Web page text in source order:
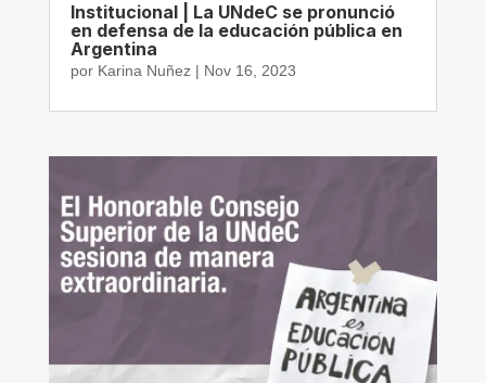
Institucional | La UNdeC se pronunció
en defensa de la educación pública en
Argentina
por Karina Nuñez| Nov 16, 2023